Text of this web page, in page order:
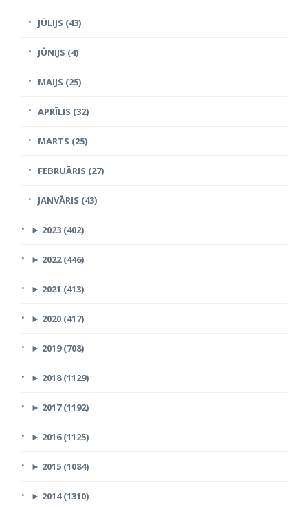
JŪLIJS (43)
JŪNIJS (4)
MAIJS (25)
APRĪLIS (32)
MARTS (25)
FEBRUĀRIS (27)
JANVĀRIS (43)
► 2023 (402)
► 2022 (446)
► 2021 (413)
► 2020 (417)
► 2019 (708)
► 2018 (1129)
► 2017 (1192)
► 2016 (1125)
► 2015 (1084)
► 2014 (1310)